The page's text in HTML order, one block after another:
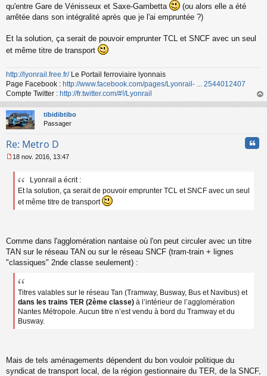
qu'entre Gare de Vénisseux et Saxe-Gambetta
(ou alors elle a été
arrêtée dans son intégralité après que je l'ai empruntée ?)
Et la solution, ça serait de pouvoir emprunter TCL et SNCF avec un seul
et même titre de transport
http://lyonrail.free.fr/Le Portail ferroviaire lyonnais
Page Facebook : http://www.facebook.com/pages/Lyonrail- ... 2544012407
Compte Twitter : http://fr.twitter.com/#!/Lyonrail
au
tibidibtibo
Passager
Re: Metro D
e
n
l
u
18 nov. 2016, 13:47
Lyonrail a écrit :
Et la solution, ça serait de pouvoir emprunter TCL et SNCF avec un seul
et même titre de transport
Comme dans l'agglomération nantaise où l'on peut circuler avec un titre
TAN sur le réseau TAN ou sur le réseau SNCF (tram-train + lignes
"classiques" 2nde classe seulement) :
Titres valables sur le réseau Tan (Tramway, Busway, Bus et Navibus) et
dans les trains TER (2ème classe) à l’intérieur de l’agglomération
Nantes Métropole. Aucun titre n’est vendu à bord du Tramway et du
Busway.
Mais de tels aménagements dépendent du bon vouloir politique du
syndicat de transport local, de la région gestionnaire du TER, de la SNCF,